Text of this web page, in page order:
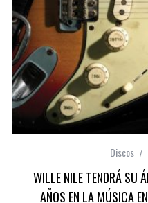
Discos
WILLE NILE TENDRÁ SU
AÑOS EN LA MÚSICA